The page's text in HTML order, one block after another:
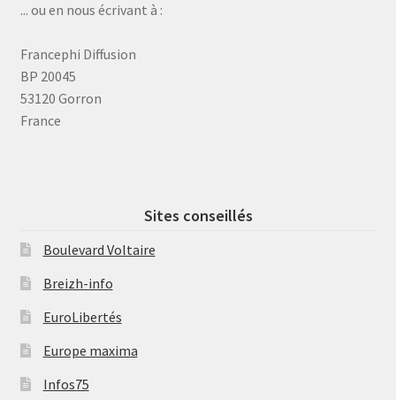
... ou en nous écrivant à :
Francephi Diffusion
BP 20045
53120 Gorron
France
Sites conseillés
Boulevard Voltaire
Breizh-info
EuroLibertés
Europe maxima
Infos75